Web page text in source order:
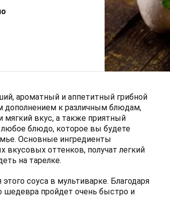
ароматный и аппетитный грибной
дополнением к различным блюдам,
вкус, а также приятный
любое блюдо, которое вы будете
Основные ингредиенты
вкусовых оттенков, получат легкий
на тарелке.
соуса в мультиварке. Благодаря
шедевра пройдет очень быстро и